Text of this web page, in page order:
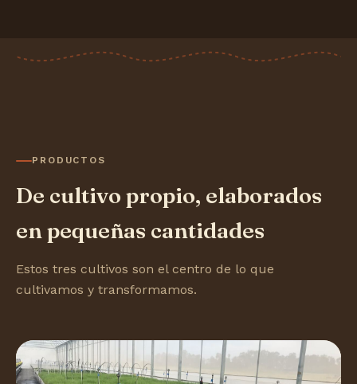
PRODUCTOS
De cultivo propio, elaborados
en pequeñas cantidades
Estos tres cultivos son el centro de lo que
cultivamos y transformamos.